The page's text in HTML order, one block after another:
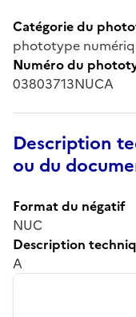
Catégorie du
phototype
Numéro du
03803713NUCA
Description
ou du
Format du négatif
NUC
Description
A